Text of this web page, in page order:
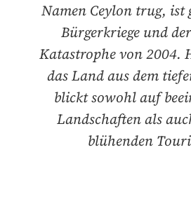
Namen Ceylon trug, ist
Bürgerkriege und
Katastrophe von 2004.
das Land aus dem
blickt sowohl auf
Landschaften als
blühenden